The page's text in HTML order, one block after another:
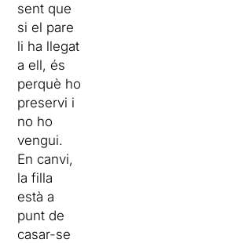
sent que
si el pare
li ha llegat
a ell, és
perquè ho
preservi i
no ho
vengui.
En canvi,
la filla
està a
punt de
casar-se